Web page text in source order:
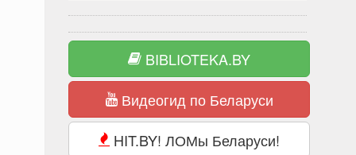
BIBLIOTEKA.BY
Видеогид по Беларуси
HIT.BY! ЛОМы Беларуси!